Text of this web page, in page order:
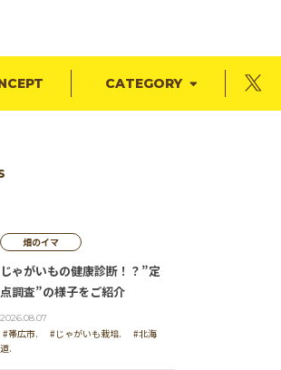
CATEGORY
畑のイマ
じゃがいもの健康診断！？”定
点調査”の様子をご紹介
2026.08.07
#帯広市. #じゃがいも栽培.
#北海
道.